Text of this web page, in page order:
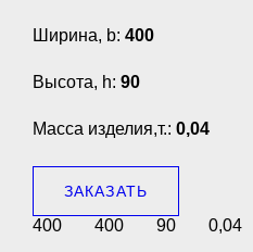
Ширина, b: 400
Высота, h: 90
Масса изделия,т.: 0,04
ЗАКАЗАТЬ
400 400 90 0,04